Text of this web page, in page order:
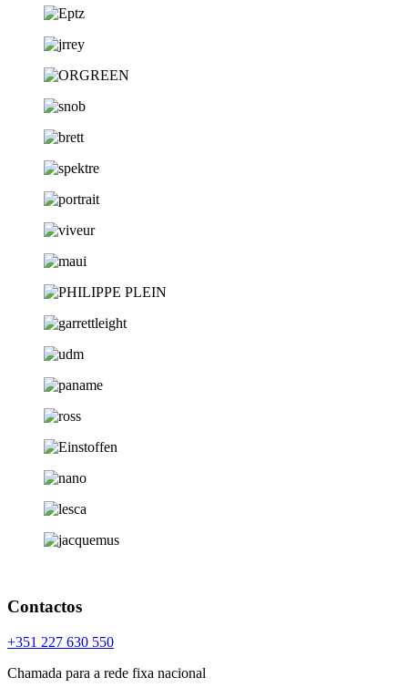
Contactos
+351 227 630 550
Chamada para a rede fixa nacional